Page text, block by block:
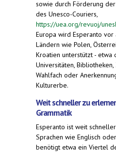
sowie durch Förderung
des Unesco-Couriers,
https://uea.org/revuoj/
Europa wird Esperanto
Ländern wie Polen,
Kroatien unterstützt - etwa
Universitäten, Bibliotheken,
Wahlfach oder
Kulturerbe.
Weit schneller zu
Grammatik
Esperanto ist weit
Sprachen wie Englisch
benötigt etwa ein Viertel